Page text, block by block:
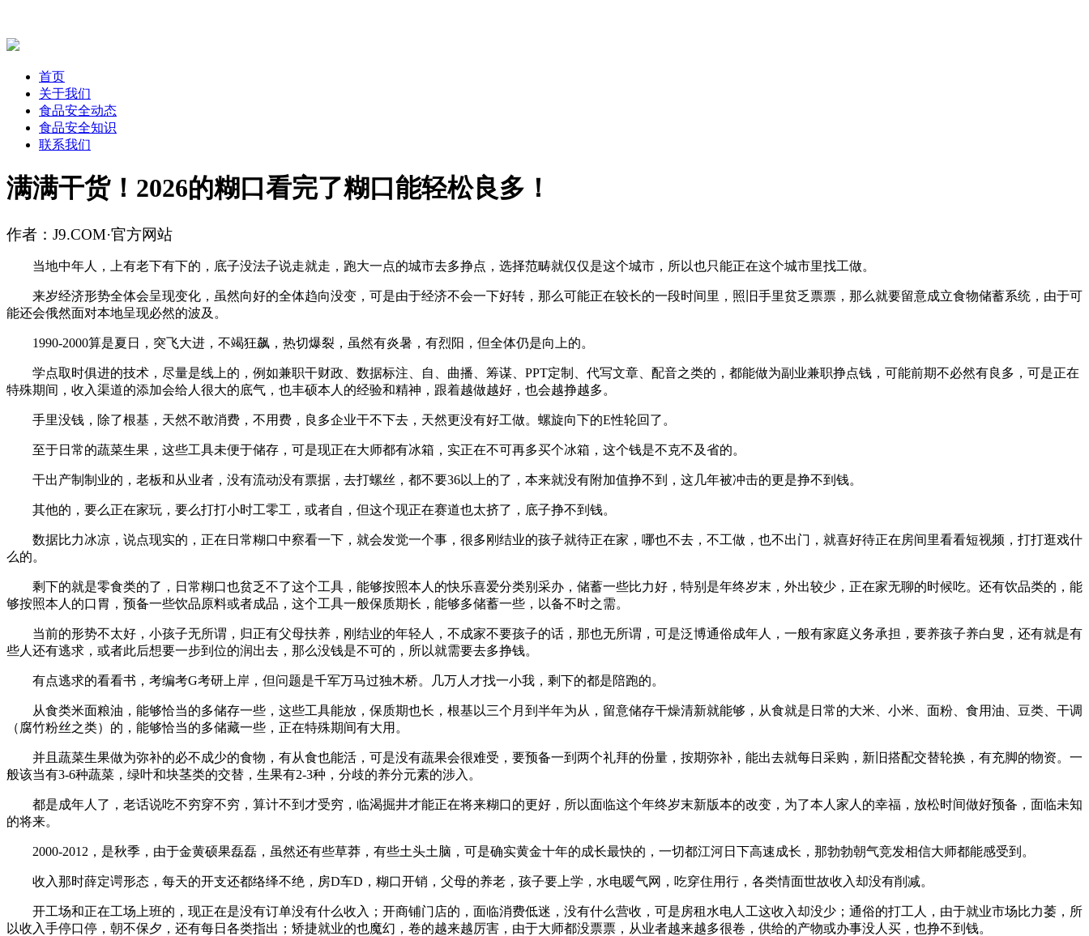
首页
关于我们
食品安全动态
食品安全知识
联系我们
满满干货！2026的糊口看完了糊口能轻松良多！
作者：J9.COM·官方网站
当地中年人，上有老下有下的，底子没法子说走就走，跑大一点的城市去多挣点，选择范畴就仅仅是这个城市，所以也只能正在这个城市里找工做。
来岁经济形势全体会呈现变化，虽然向好的全体趋向没变，可是由于经济不会一下好转，那么可能正在较长的一段时间里，照旧手里贫乏票票，那么就要留意成立食物储蓄系统，由于可
能还会俄然面对本地呈现必然的波及。
1990-2000算是夏日，突飞大进，不竭狂飙，热切爆裂，虽然有炎暑，有烈阳，但全体仍是向上的。
学点取时俱进的技术，尽量是线上的，例如兼职干财政、数据标注、自、曲播、筹谋、PPT定制、代写文章、配音之类的，都能做为副业兼职挣点钱，可能前期不必然有良多，可是正在
特殊期间，收入渠道的添加会给人很大的底气，也丰硕本人的经验和精神，跟着越做越好，也会越挣越多。
手里没钱，除了根基，天然不敢消费，不用费，良多企业干不下去，天然更没有好工做。螺旋向下的E性轮回了。
至于日常的蔬菜生果，这些工具未便于储存，可是现正在大师都有冰箱，实正在不可再多买个冰箱，这个钱是不克不及省的。
干出产制制业的，老板和从业者，没有流动没有票据，去打螺丝，都不要36以上的了，本来就没有附加值挣不到，这几年被冲击的更是挣不到钱。
其他的，要么正在家玩，要么打打小时工零工，或者自，但这个现正在赛道也太挤了，底子挣不到钱。
数据比力冰凉，说点现实的，正在日常糊口中察看一下，就会发觉一个事，很多刚结业的孩子就待正在家，哪也不去，不工做，也不出门，就喜好待正在房间里看看短视频，打打逛戏什
么的。
剩下的就是零食类的了，日常糊口也贫乏不了这个工具，能够按照本人的快乐喜爱分类别采办，储蓄一些比力好，特别是年终岁末，外出较少，正在家无聊的时候吃。还有饮品类的，能
够按照本人的口胃，预备一些饮品原料或者成品，这个工具一般保质期长，能够多储蓄一些，以备不时之需。
当前的形势不太好，小孩子无所谓，归正有父母扶养，刚结业的年轻人，不成家不要孩子的话，那也无所谓，可是泛博通俗成年人，一般有家庭义务承担，要养孩子养白叟，还有就是有
些人还有逃求，或者此后想要一步到位的润出去，那么没钱是不可的，所以就需要去多挣钱。
有点逃求的看看书，考编考G考研上岸，但问题是千军万马过独木桥。几万人才找一小我，剩下的都是陪跑的。
从食类米面粮油，能够恰当的多储存一些，这些工具能放，保质期也长，根基以三个月到半年为从，留意储存干燥清新就能够，从食就是日常的大米、小米、面粉、食用油、豆类、干调
（腐竹粉丝之类）的，能够恰当的多储藏一些，正在特殊期间有大用。
并且蔬菜生果做为弥补的必不成少的食物，有从食也能活，可是没有蔬果会很难受，要预备一到两个礼拜的份量，按期弥补，能出去就每日采购，新旧搭配交替轮换，有充脚的物资。一
般该当有3-6种蔬菜，绿叶和块茎类的交替，生果有2-3种，分歧的养分元素的涉入。
都是成年人了，老话说吃不穷穿不穷，算计不到才受穷，临渴掘井才能正在将来糊口的更好，所以面临这个年终岁末新版本的改变，为了本人家人的幸福，放松时间做好预备，面临未知
的将来。
2000-2012，是秋季，由于金黄硕果磊磊，虽然还有些草莽，有些土头土脑，可是确实黄金十年的成长最快的，一切都江河日下高速成长，那勃勃朝气竞发相信大师都能感受到。
收入那时薛定谔形态，每天的开支还都络绎不绝，房D车D，糊口开销，父母的养老，孩子要上学，水电暖气网，吃穿住用行，各类情面世故收入却没有削减。
开工场和正在工场上班的，现正在是没有订单没有什么收入；开商铺门店的，面临消费低迷，没有什么营收，可是房租水电人工这收入却没少；通俗的打工人，由于就业市场比力萎，所
以收入手停口停，朝不保夕，还有每日各类指出；矫捷就业的也魔幻，卷的越来越厉害，由于大师都没票票，从业者越来越多很卷，供给的产物或办事没人买，也挣不到钱。